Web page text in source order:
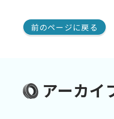
前のページに戻る
アーカイ